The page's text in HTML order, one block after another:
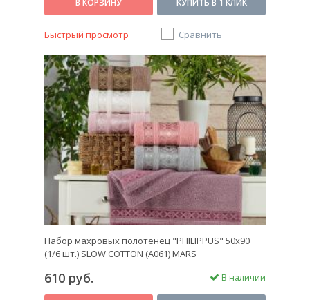
Быстрый просмотр Сравнить
Набор махровых полотенец "PHILIPPUS" 50х90
(1/6 шт.) SLOW COTTON (A061) MARS
610 руб. В наличии